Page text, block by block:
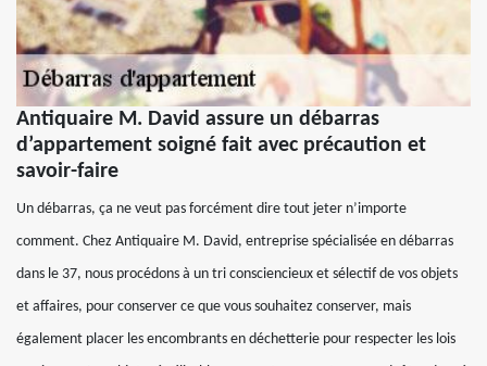
Antiquaire M. David assure un débarras
d’appartement soigné fait avec précaution et
savoir-faire
Un débarras, ça ne veut pas forcément dire tout jeter n’importe
comment. Chez Antiquaire M. David, entreprise spécialisée en débarras
dans le 37, nous procédons à un tri consciencieux et sélectif de vos objets
et affaires, pour conserver ce que vous souhaitez conserver, mais
également placer les encombrants en déchetterie pour respecter les lois